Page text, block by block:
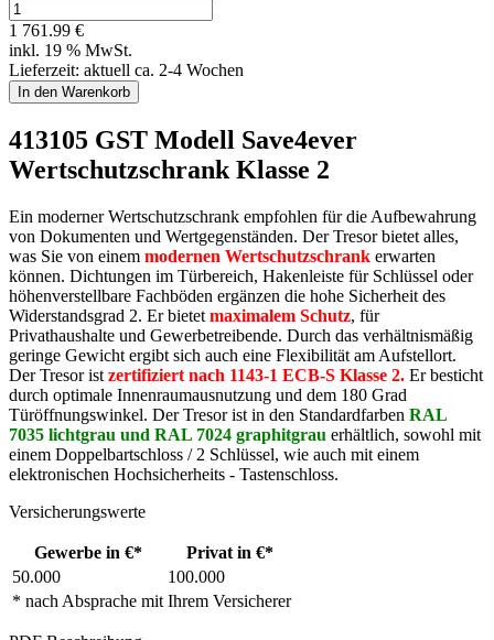
1 761.99 €
inkl. 19 % MwSt.
Lieferzeit: aktuell ca. 2-4 Wochen
413105 GST Modell Save4ever
Wertschutzschrank Klasse 2
Ein moderner Wertschutzschrank empfohlen für die Aufbewahrung
von Dokumenten und Wertgegenständen. Der Tresor bietet alles,
was Sie von einem modernen Wertschutzschrank erwarten
können. Dichtungen im Türbereich, Hakenleiste für Schlüssel oder
höhenverstellbare Fachböden ergänzen die hohe Sicherheit des
Widerstandsgrad 2. Er bietet maximalem Schutz, für
Privathaushalte und Gewerbetreibende. Durch das verhältnismäßig
geringe Gewicht ergibt sich auch eine Flexibilität am Aufstellort.
Der Tresor ist zertifiziert nach 1143-1 ECB-S Klasse 2. Er besticht
durch optimale Innenraumausnutzung und dem 180 Grad
Türöffnungswinkel. Der Tresor ist in den Standardfarben RAL
7035 lichtgrau und RAL 7024 graphitgrau erhältlich, sowohl mit
einem Doppelbartschloss / 2 Schlüssel, wie auch mit einem
elektronischen Hochsicherheits - Tastenschloss.
Versicherungswerte
Gewerbe in €* Privat in €*
* nach Absprache mit Ihrem Versicherer
50.000 100.000